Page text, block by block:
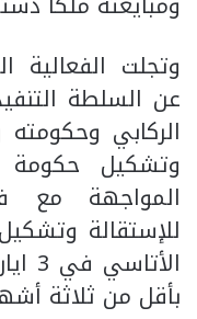
وتجلت الفعالية
عن السلطة
الركابي
وتشكيل حكومة
المواجهة مع
للإستقالة
بأقل من ثلاثة